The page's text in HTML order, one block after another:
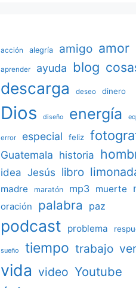
acción alegría amigo amor
aprender ayuda blog
descarga deseo dinero
Dios diseño energía
error especial feliz
Guatemala historia
idea Jesús libro
madre maratón mp3 muerte
oración palabra paz
podcast problema
sueño tiempo trabajo
vida video Youtube